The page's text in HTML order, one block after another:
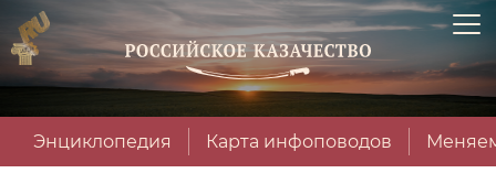
Энциклопедия Карта инфоповодов